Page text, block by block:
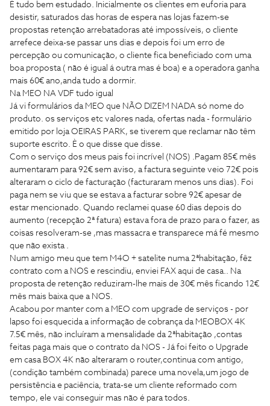
É tudo bem estudado. Inicialmente os clientes em euforia para
desistir, saturados das horas de espera nas lojas fazem-se
propostas retenção arrebatadoras até impossíveis, o cliente
arrefece deixa-se passar uns dias e depois foi um erro de
percepção ou comunicação, o cliente fica beneficiado com uma
boa proposta ( não é igual á outra mas é boa) e a operadora ganha
mais 60€ ano,anda tudo a dormir.
Na MEO NA VDF tudo igual
Já vi formulários da MEO que NÃO DIZEM NADA só nome do
produto. os serviços etc valores nada, ofertas nada - formulário
emitido por loja OEIRAS PARK, se tiverem que reclamar não têm
suporte escrito. È o que disse que disse.
Com o serviço dos meus pais foi incrível (NOS) .Pagam 85€ mês
aumentaram para 92€ sem aviso, a factura seguinte veio 72€ pois
alteraram o ciclo de facturação (facturaram menos uns dias). Foi
paga nem se viu que se estava a facturar sobre 92€ apesar de
estar mencionado. Quando reclamei quase 60 dias depois do
aumento (recepção 2ª fatura) estava fora de prazo para o fazer, as
coisas resolveram-se ,mas massacra e transparece má fé mesmo
que não exista .
Num amigo meu que tem M4O + satelite numa 2ªhabitação, fêz
contrato com a NOS e rescindiu, enviei FAX aqui de casa.. Na
proposta de retenção reduziram-lhe mais de 30€ mês ficando 12€
mês mais baixa que a NOS.
Acabou por manter com a MEO com upgrade de serviços - por
lapso foi esquecida a informação de cobrança da MEOBOX 4K
7.5€ mês, não incluíram a mensalidade da 2ªhabitação ,contas
feitas paga mais que o contrato da NOS - Já foi feito o Upgrade
em casa BOX 4K não alteraram o router,continua com antigo,
(condição também combinada) parece uma novela,um jogo de
persistência e paciência, trata-se um cliente reformado com
tempo, ele vai conseguir mas não é para todos.